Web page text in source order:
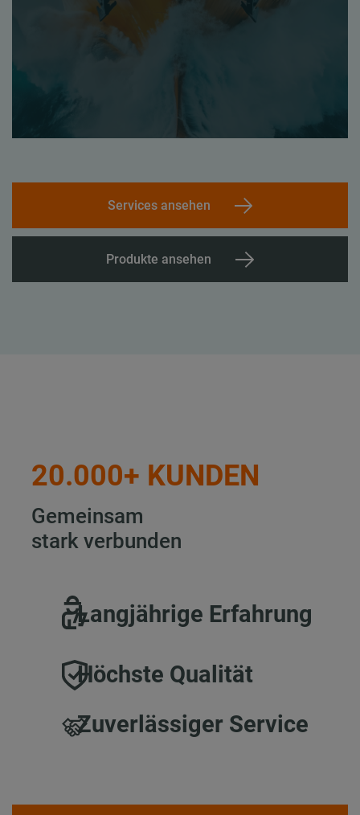
Services ansehen
Produkte ansehen
20.000+ KUNDEN
Gemeinsam
stark verbunden
Langjährige Erfahrung
Höchste Qualität
Zuverlässiger Service